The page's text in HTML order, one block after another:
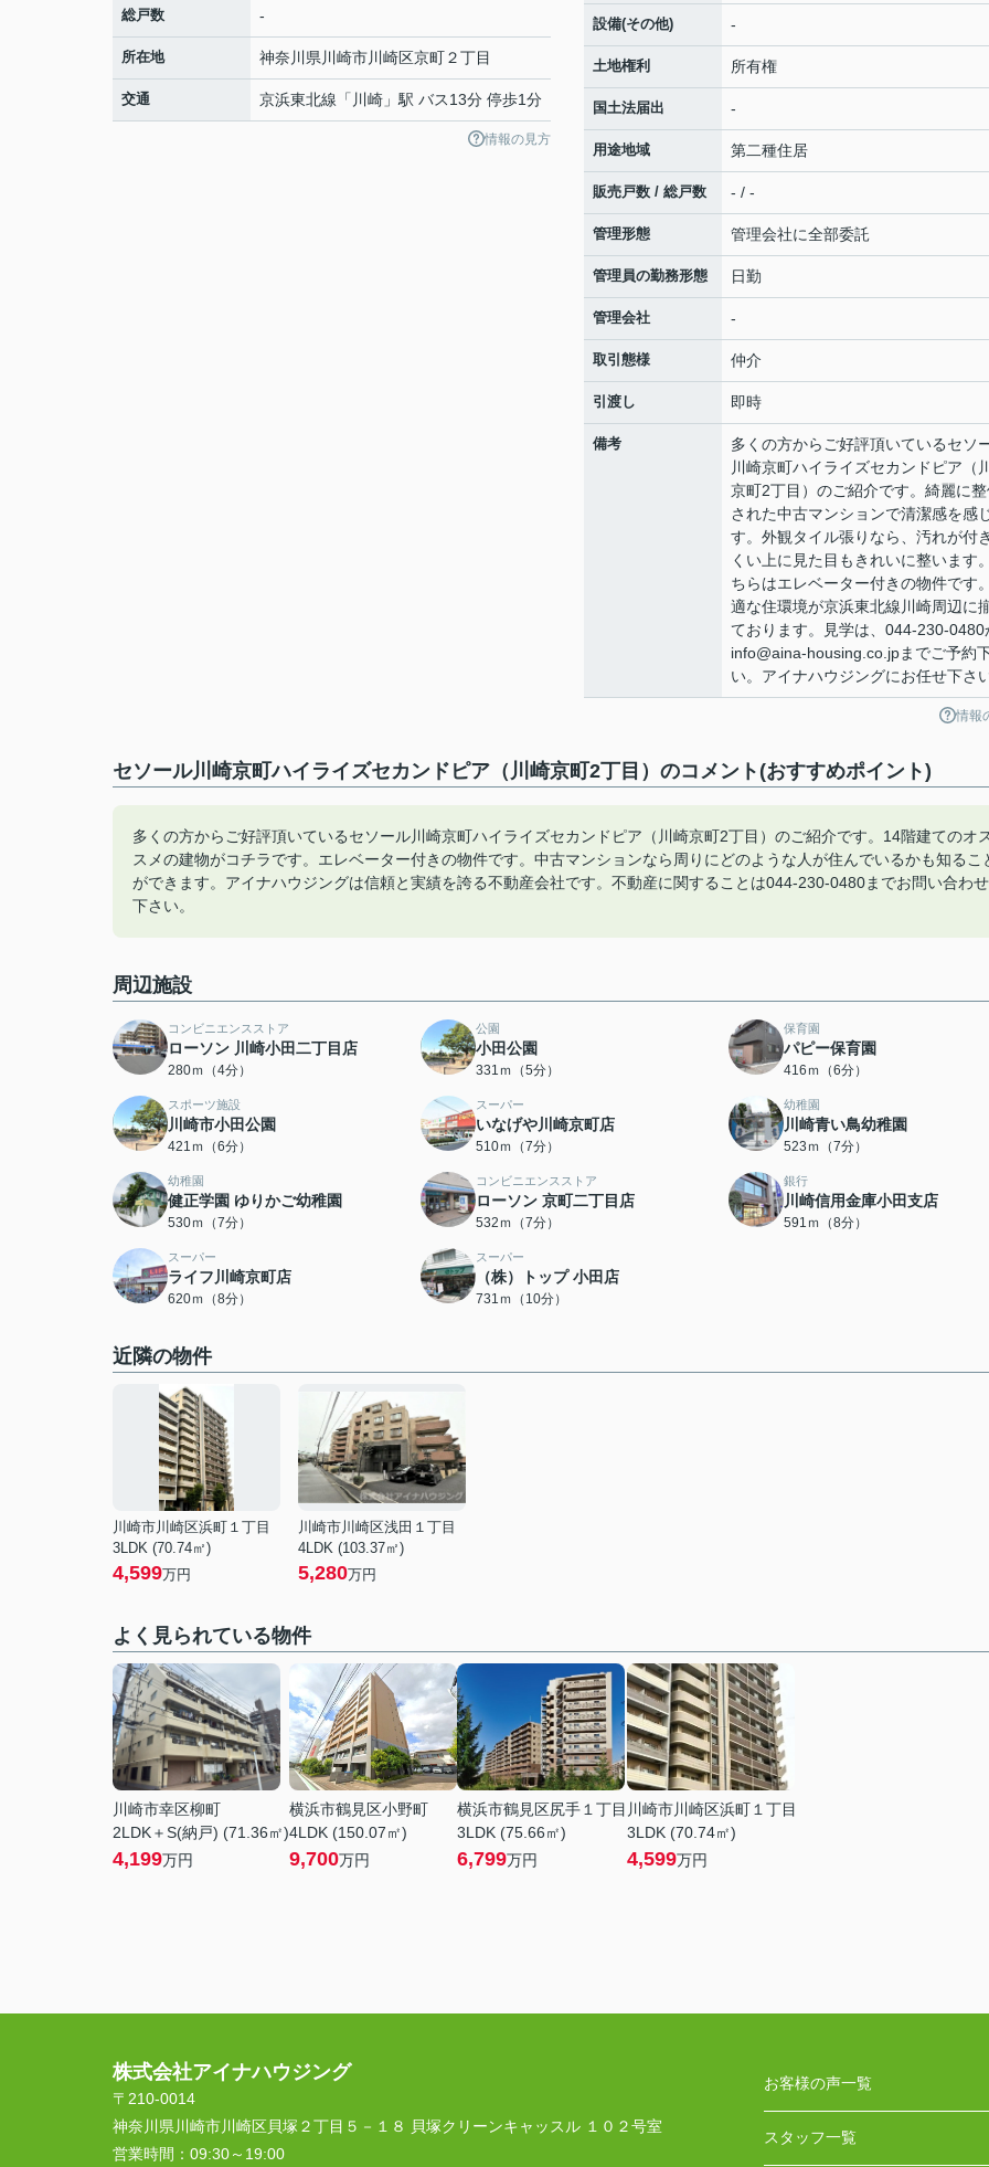
総戸数 -
所在地 神奈川県 川崎市川崎区京町２丁目
交通 京浜東北線 「 川崎 」駅 バス13分 停歩1分
情報の見方
設備(その他) -
土地権利 所有権
国土法届出 -
用途地域 第二種住居
販売戸数 / 総戸数 - / -
管理形態 管理会社に全部委託
管理員の勤務形態 日勤
管理会社 -
取引態様 仲介
引渡し 即時
備考
多くの方からご好評頂いているセソ
川崎京町ハイライズセカンドピア（
京町2丁目）のご紹介です。綺麗に
された中古マンションで清潔感を感
す。外観タイル張りなら、汚れが付
くい上に見た目もきれいに整います
ちらはエレベーター付きの物件です
適な住環境が京浜東北線川崎周辺に
ております。見学は、044-230-0480
info@aina-housing.co.jpまでご予約
い。アイナハウジングにお任せ下さ
情報
セソール川崎京町ハイライズセカンドピア（川崎京町2丁目）のコメント(おすすめポイント)
多くの方からご好評頂いているセソール川崎京町ハイライズセカンドピア（川崎京町2丁目）のご紹介です。14階建てのオ
スメの建物がコチラです。エレベーター付きの物件です。中古マンションなら周りにどのような人が住んでいるかも知るこ
ができます。アイナハウジングは信頼と実績を誇る不動産会社です。不動産に関することは044-230-0480までお問い合わせ
下さい。
周辺施設
コンビニエンスストア
ローソン 川崎小田二丁目店
280ｍ（4分）
公園
小田公園
331ｍ（5分）
保育園
パピー保育園
416ｍ（6分）
スポーツ施設
川崎市小田公園
421ｍ（6分）
スーパー
いなげや川崎京町店
510ｍ（7分）
幼稚園
川崎青い鳥幼稚園
523ｍ（7分）
幼稚園
健正学園 ゆりかご幼稚園
530ｍ（7分）
コンビニエンスストア
ローソン 京町二丁目店
532ｍ（7分）
銀行
川崎信用金庫小田支店
591ｍ（8分）
スーパー
ライフ川崎京町店
620ｍ（8分）
スーパー
（株）トップ 小田店
731ｍ（10分）
近隣の物件
川崎市川崎区浜町１丁目
3LDK (70.74㎡)
4,599万円
川崎市川崎区浅田１丁目
4LDK (103.37㎡)
5,280万円
よく見られている物件
川崎市幸区柳町
2LDK＋S(納戸) (71.36㎡)
4,199万円
横浜市鶴見区小野町
4LDK (150.07㎡)
9,700万円
横浜市鶴見区尻手１丁目
3LDK (75.66㎡)
6,799万円
川崎市川崎区浜町１丁目
3LDK (70.74㎡)
4,599万円
株式会社アイナハウジング
〒210-0014
神奈川県川崎市川崎区貝塚２丁目５－１８ 貝塚クリーンキャッスル １０２号室
営業時間： 09:30～19:00
お客様の声一覧
スタッフ一覧